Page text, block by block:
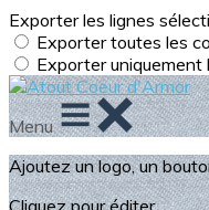
Exporter les lignes
Exporter toutes les
Exporter
Menu
Ajoutez un logo, un
Cliquez pour éditer